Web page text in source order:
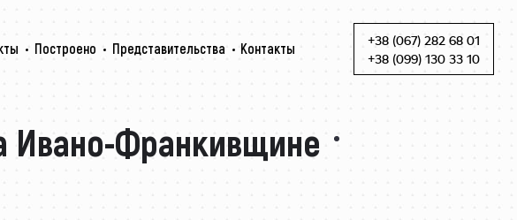
Построено Представительства Контакты Skip to content
+38 (067) 282 68 01
+38 (099) 130 33 10
Ивано-Франкивщине